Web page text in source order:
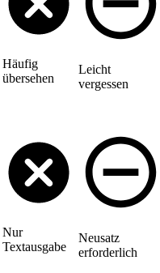
Häufig
übersehen
Leicht
vergessen
Nur
Textausgabe
Neusatz
erforderlich